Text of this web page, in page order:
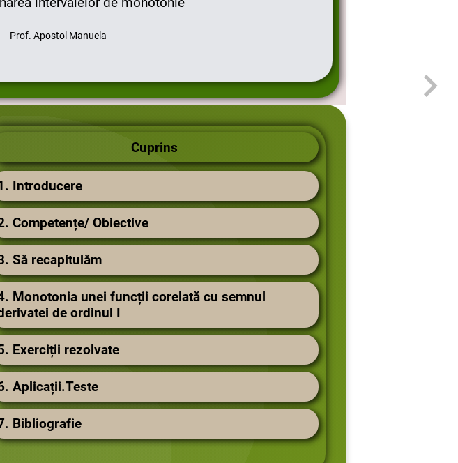
Prof. Apostol Manuela
Cuprins
Introducere
Competențe/ Obiective
Să recapitulăm
Monotonia unei funcții corelată cu semnul
de ordinul I
Exerciții rezolvate
Aplicații.Teste
Bibliografie